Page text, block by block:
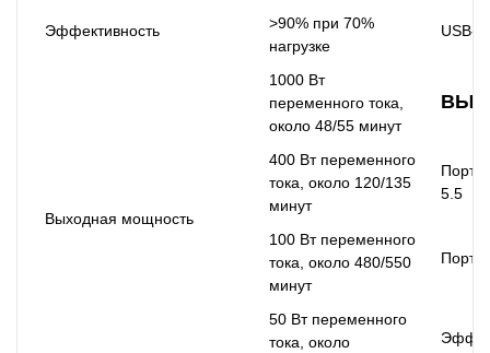
Эффективность
>90% при 70%
нагрузке
USB-
Выходная мощность
1000 Вт
переменного тока,
около 48/55 минут
400 Вт переменного
тока, около 120/135
минут
Порт
5.5
100 Вт переменного
тока, около 480/550
минут
Порт
50 Вт переменного
тока, около